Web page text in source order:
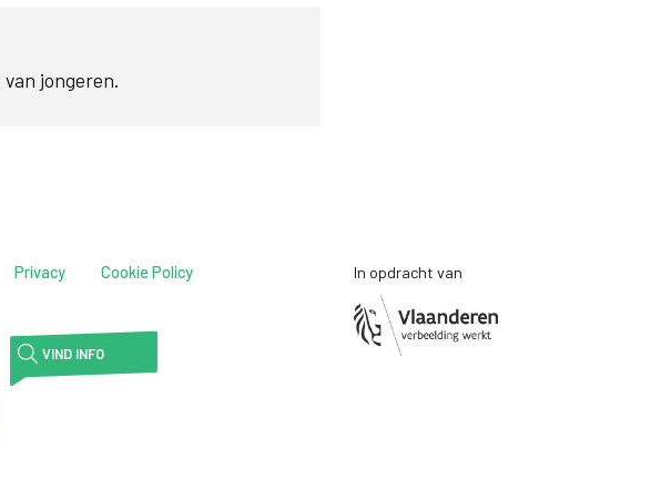
jongeren.
Privacy Cookie Policy
VIND INFO
In opdracht van